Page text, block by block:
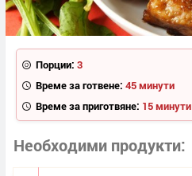
Порции: 3
Време за готвене: 45 минути
Време за приготвяне: 15 минути
Необходими продукти